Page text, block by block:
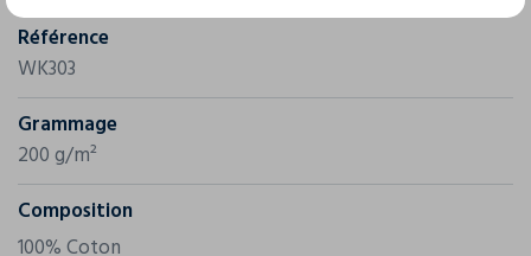
Référence
WK303
Grammage
200 g/m²
Composition
100% Coton